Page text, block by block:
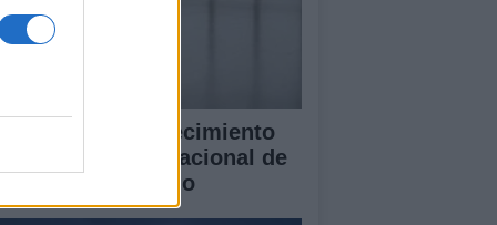
Galdo y el crecimiento
Concurso Internacional de
Cidade de Vigo